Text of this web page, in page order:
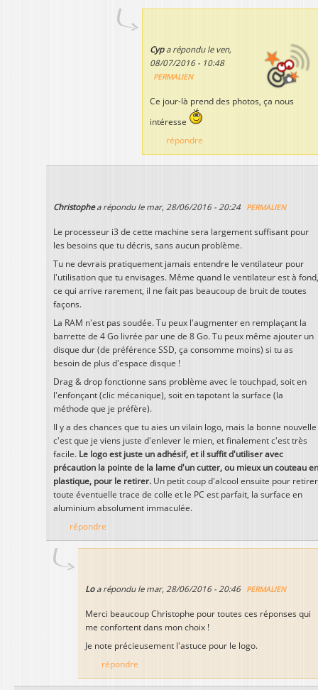
Cypa répondu le ven,
08/07/2016 - 10:48
PERMALIEN
Ce jour-là prend des photos, ça nous
intéresse
répondre
Christophea répondu le mar, 28/06/2016 - 20:24 PERMALIEN
Le processeur i3 de cette machine sera largement suffisant pour
les besoins que tu décris, sans aucun problème.
Tu ne devrais pratiquement jamais entendre le ventilateur pour
l'utilisation que tu envisages. Même quand le ventilateur est à fond,
ce qui arrive rarement, il ne fait pas beaucoup de bruit de toutes
façons.
La RAM n'est pas soudée. Tu peux l'augmenter en remplaçant la
barrette de 4 Go livrée par une de 8 Go. Tu peux même ajouter un
disque dur (de préférence SSD, ça consomme moins) si tu as
besoin de plus d'espace disque !
Drag & drop fonctionne sans problème avec le touchpad, soit en
l'enfonçant (clic mécanique), soit en tapotant la surface (la
méthode que je préfère).
Il y a des chances que tu aies un vilain logo, mais la bonne nouvelle
c'est que je viens juste d'enlever le mien, et finalement c'est très
facile. Le logo est juste un adhésif, et il suffit d'utiliser avec
précaution la pointe de la lame d'un cutter, ou mieux un couteau en
plastique, pour le retirer. Un petit coup d'alcool ensuite pour retirer
toute éventuelle trace de colle et le PC est parfait, la surface en
aluminium absolument immaculée.
répondre
Loa répondu le mar, 28/06/2016 - 20:46 PERMALIEN
Merci beaucoup Christophe pour toutes ces réponses qui
me confortent dans mon choix !
Je note précieusement l'astuce pour le logo.
répondre